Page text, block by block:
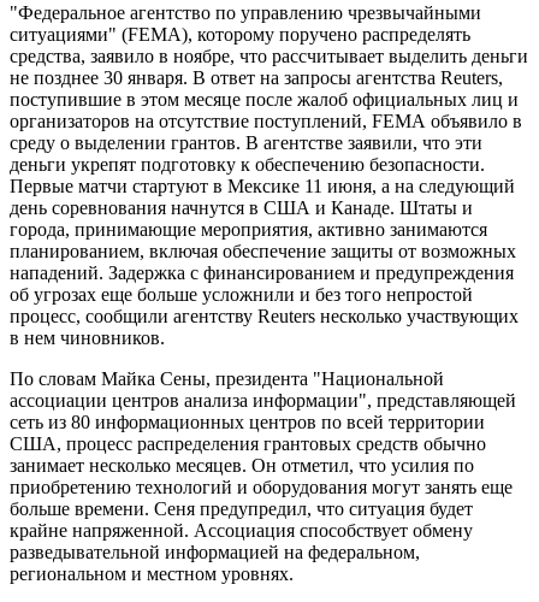
"Федеральное агентство по управлению чрезвычайными
ситуациями" (FEMA), которому поручено распределять
средства, заявило в ноябре, что рассчитывает выделить деньги
не позднее 30 января. В ответ на запросы агентства Reuters,
поступившие в этом месяце после жалоб официальных лиц и
организаторов на отсутствие поступлений, FEMA объявило в
среду о выделении грантов. В агентстве заявили, что эти
деньги укрепят подготовку к обеспечению безопасности.
Первые матчи стартуют в Мексике 11 июня, а на следующий
день соревнования начнутся в США и Канаде. Штаты и
города, принимающие мероприятия, активно занимаются
планированием, включая обеспечение защиты от возможных
нападений. Задержка с финансированием и предупреждения
об угрозах еще больше усложнили и без того непростой
процесс, сообщили агентству Reuters несколько участвующих
в нем чиновников.
По словам Майка Сены, президента "Национальной
ассоциации центров анализа информации", представляющей
сеть из 80 информационных центров по всей территории
США, процесс распределения грантовых средств обычно
занимает несколько месяцев. Он отметил, что усилия по
приобретению технологий и оборудования могут занять еще
больше времени. Сеня предупредил, что ситуация будет
крайне напряженной. Ассоциация способствует обмену
разведывательной информацией на федеральном,
региональном и местном уровнях.